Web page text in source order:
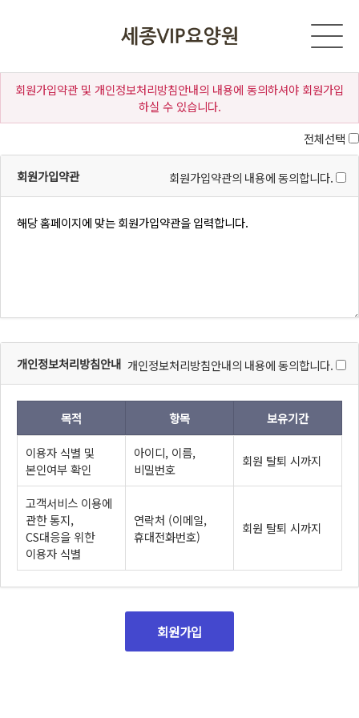
회원가입약관 및 개인정보처리방침안내의 내용에 동의하셔야 회원가입
하실 수 있습니다.
전체선택
회원가입약관 회원가입약관의 내용에 동의합니다.
개인정보처리방침안내
목적 항목 보유기간
이용자 식별 및
본인여부 확인
아이디, 이름,
비밀번호
회원 탈퇴 시까지
고객서비스 이용에
관한 통지,
CS대응을 위한
이용자 식별
연락처 (이메일,
휴대전화번호)
회원 탈퇴 시까지
개인정보처리방침안내의 내용에 동의합니다.